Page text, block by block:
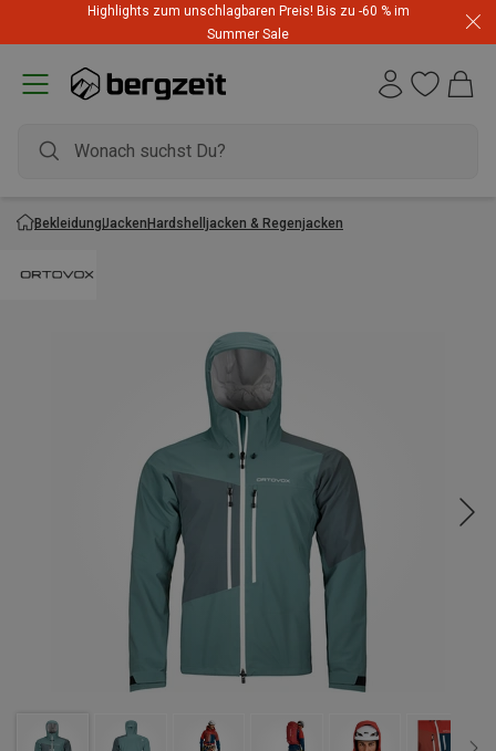
Highlights zum unschlagbaren Preis! Bis zu -60 % im
Summer Sale
BekleidungJackenHardshelljacken & Regenjacken